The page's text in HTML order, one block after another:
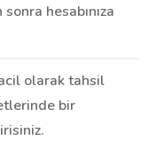
hesabınıza
olarak tahsil
bir